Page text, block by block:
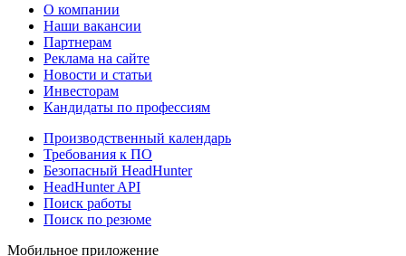
О компании
Наши вакансии
Партнерам
Реклама на сайте
Новости и статьи
Инвесторам
Кандидаты по профессиям
Производственный календарь
Требования к ПО
Безопасный HeadHunter
HeadHunter API
Поиск работы
Поиск по резюме
Мобильное приложение